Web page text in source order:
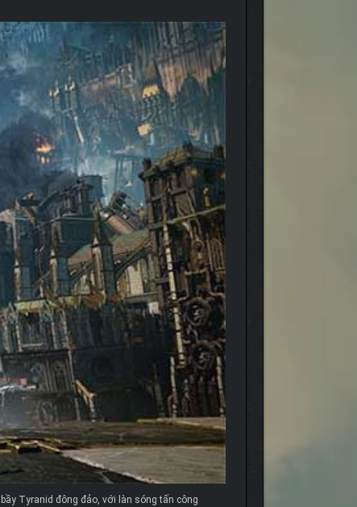
Tyranid đông đảo, với làn sóng tấn công